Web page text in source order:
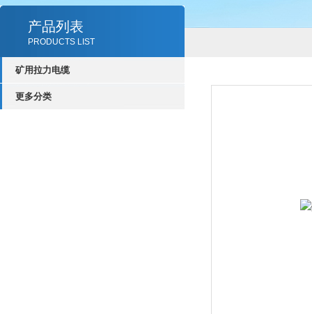
产品列表
PRODUCTS LIST
矿用拉力电缆
更多分类